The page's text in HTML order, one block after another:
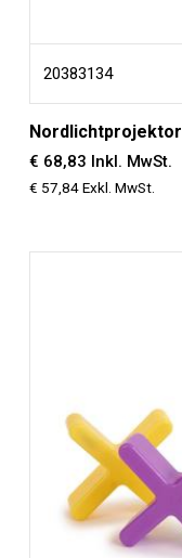
20383134
Nordlichtprojektor
€ 68,83 Inkl. MwSt.
€ 57,84 Exkl. MwSt.